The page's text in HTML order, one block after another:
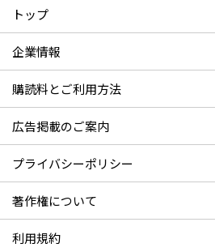
トップ
企業情報
購読料とご利用方法
広告掲載のご案内
プライバシーポリシー
著作権について
利用規約